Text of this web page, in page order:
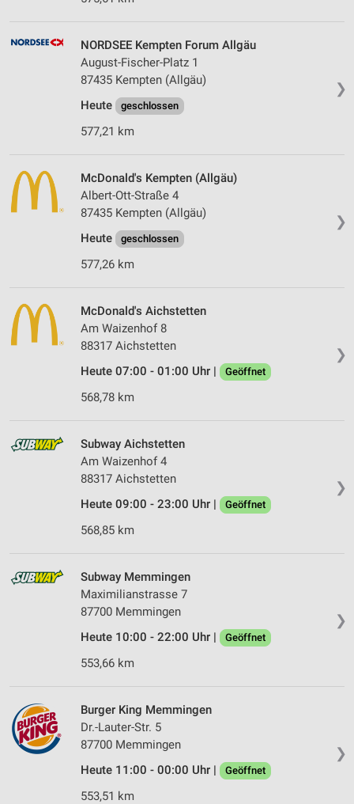
❯
NORDSEE Kempten Forum Allgäu
August-Fischer-Platz 1
87435 Kempten (Allgäu)
Heute
geschlossen
577,21 km
❯
McDonald's Kempten (Allgäu)
Albert-Ott-Straße 4
87435 Kempten (Allgäu)
Heute
geschlossen
577,26 km
❯
McDonald's Aichstetten
Am Waizenhof 8
88317 Aichstetten
Heute 07:00 - 01:00 Uhr |
Geöffnet
568,78 km
❯
Subway Aichstetten
Am Waizenhof 4
88317 Aichstetten
Heute 09:00 - 23:00 Uhr |
Geöffnet
568,85 km
❯
Subway Memmingen
Maximilianstrasse 7
87700 Memmingen
Heute 10:00 - 22:00 Uhr |
Geöffnet
553,66 km
❯
Burger King Memmingen
Dr.-Lauter-Str. 5
87700 Memmingen
Heute 11:00 - 00:00 Uhr |
Geöffnet
553,51 km